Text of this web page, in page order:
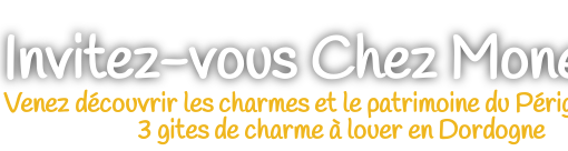
Invitez-vous Chez
Venez découvrir les charmes et le patrimoine du
3 gites de charme à louer en Dordogne